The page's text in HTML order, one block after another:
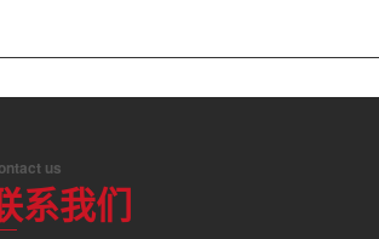
us
系我们